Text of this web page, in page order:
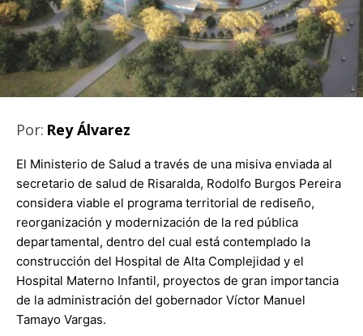
Por: Rey Álvarez
El Ministerio de Salud a través de una misiva enviada al
secretario de salud de Risaralda, Rodolfo Burgos Pereira
considera viable el programa territorial de rediseño,
reorganización y modernización de la red pública
departamental, dentro del cual está contemplado la
construcción del Hospital de Alta Complejidad y el
Hospital Materno Infantil, proyectos de gran importancia
de la administración del gobernador Víctor Manuel
Tamayo Vargas.